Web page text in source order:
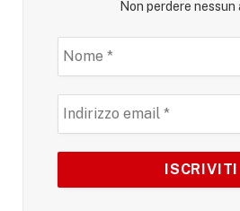
Non perdere